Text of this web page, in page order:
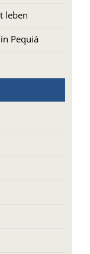
leben
Pequiá